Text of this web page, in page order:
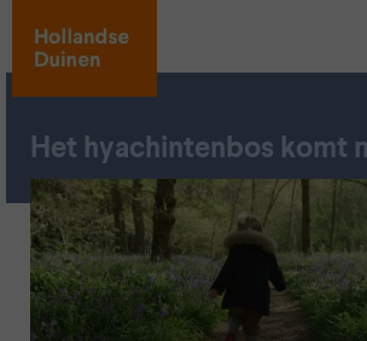
Het hyachintenbos komt